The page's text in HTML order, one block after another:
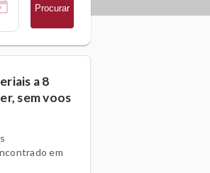
Procurar
a 8
sem voos
em